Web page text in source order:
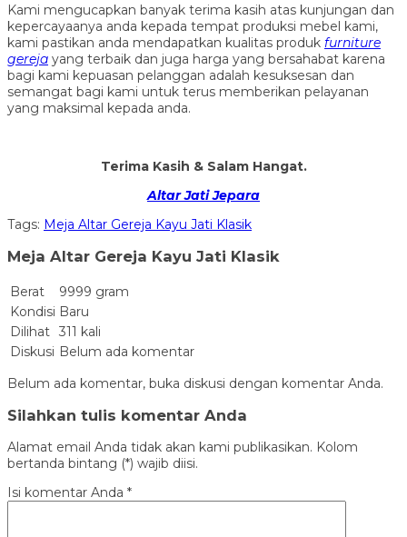
Kami mengucapkan banyak terima kasih atas kunjungan dan
kepercayaanya anda kepada tempat produksi mebel kami,
kami pastikan anda mendapatkan kualitas produk furniture
gereja yang terbaik dan juga harga yang bersahabat karena
bagi kami kepuasan pelanggan adalah kesuksesan dan
semangat bagi kami untuk terus memberikan pelayanan
yang maksimal kepada anda.
Terima Kasih & Salam Hangat.
Altar Jati Jepara
Tags: Meja Altar Gereja Kayu Jati Klasik
Meja Altar Gereja Kayu Jati Klasik
Berat
9999 gram
Kondisi Baru
Dilihat 311 kali
Diskusi Belum ada komentar
Belum ada komentar, buka diskusi dengan komentar Anda.
Silahkan tulis komentar Anda
Alamat email Anda tidak akan kami publikasikan. Kolom
bertanda bintang (*) wajib diisi.
Isi komentar Anda *